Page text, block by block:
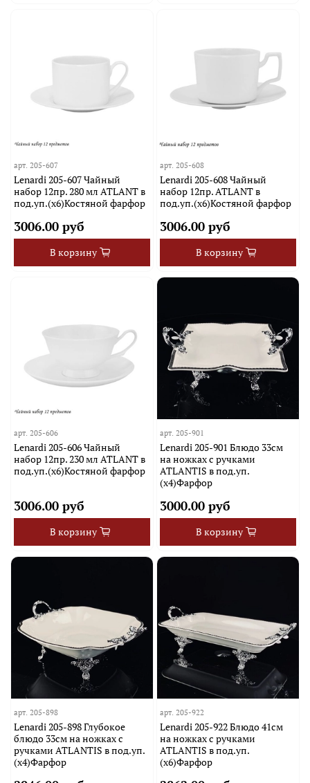
арт. 205-607
Lenardi 205-607 Чайный
набор 12пр. 280 мл ATLANT в
под.уп.(х6)Костяной фарфор
3006.00 руб
В корзину
арт. 205-608
Lenardi 205-608 Чайный
набор 12пр. ATLANT в
под.уп.(х6)Костяной фарфор
3006.00 руб
В корзину
арт.205-606
Lenardi 205-606 Чайный
набор 12пр. 230 мл ATLANT в
под.уп.(х6)Костяной фарфор
3006.00 руб
В корзину
арт. 205-901
Lenardi 205-901 Блюдо 33см
на ножках с ручками
ATLANTIS в под.уп.
(х4)Фарфор
3000.00 руб
В корзину
арт.205-898
Lenardi 205-898 Глубокое
блюдо 33см на ножках с
ручками ATLANTIS в под.уп.
(х4)Фарфор
арт. 205-922
Lenardi 205-922 Блюдо 41см
на ножках с ручками
ATLANTIS в под.уп.
(х6)Фарфор